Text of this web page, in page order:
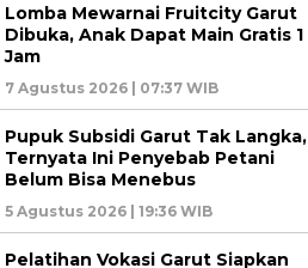
Lomba Mewarnai Fruitcity Garut
Dibuka, Anak Dapat Main Gratis 1
Jam
7 Agustus 2026 | 07:37 WIB
Pupuk Subsidi Garut Tak Langka,
Ternyata Ini Penyebab Petani
Belum Bisa Menebus
5 Agustus 2026 | 19:36 WIB
Pelatihan Vokasi Garut Siapkan